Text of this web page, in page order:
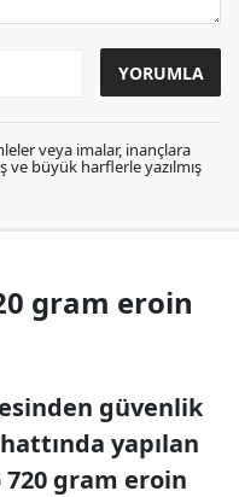
veya imalar, inançlara
ve büyük harflerle yazılmış
gram eroin
güvenlik
yapılan
720 gram eroin